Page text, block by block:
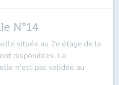
N°14
située au 2e étage de la
disponibles. La
n'est pas validée au